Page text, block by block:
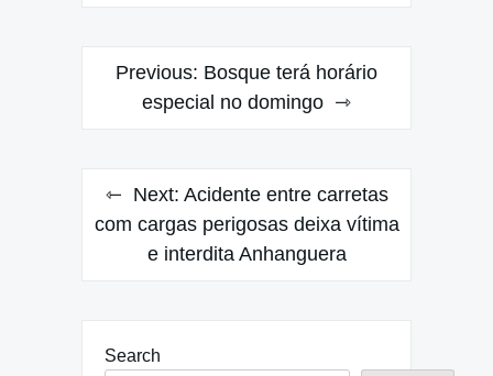
Post
navigation
Previous: Bosque terá horário
especial no domingo
Next: Acidente entre carretas
com cargas perigosas deixa vítima
e interdita Anhanguera
Search